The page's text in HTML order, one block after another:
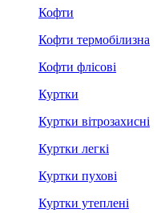
Кофти
Кофти термобілизна
Кофти флісові
Куртки
Куртки вітрозахисні
Куртки легкі
Куртки пухові
Куртки утеплені